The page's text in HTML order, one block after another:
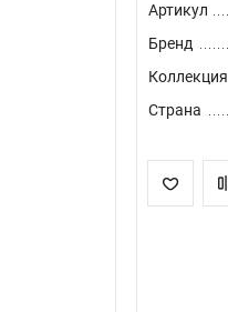
Артикул
Бренд
Коллекция
Страна